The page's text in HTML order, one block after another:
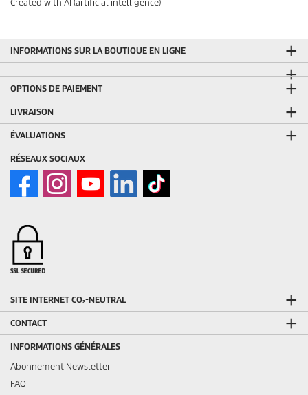
Created with AI (artificial intelligence)
INFORMATIONS SUR LA BOUTIQUE EN LIGNE
OPTIONS DE PAIEMENT
LIVRAISON
ÉVALUATIONS
RÉSEAUX SOCIAUX
SITE INTERNET CO₂-NEUTRAL
CONTACT
INFORMATIONS GÉNÉRALES
Abonnement Newsletter
FAQ